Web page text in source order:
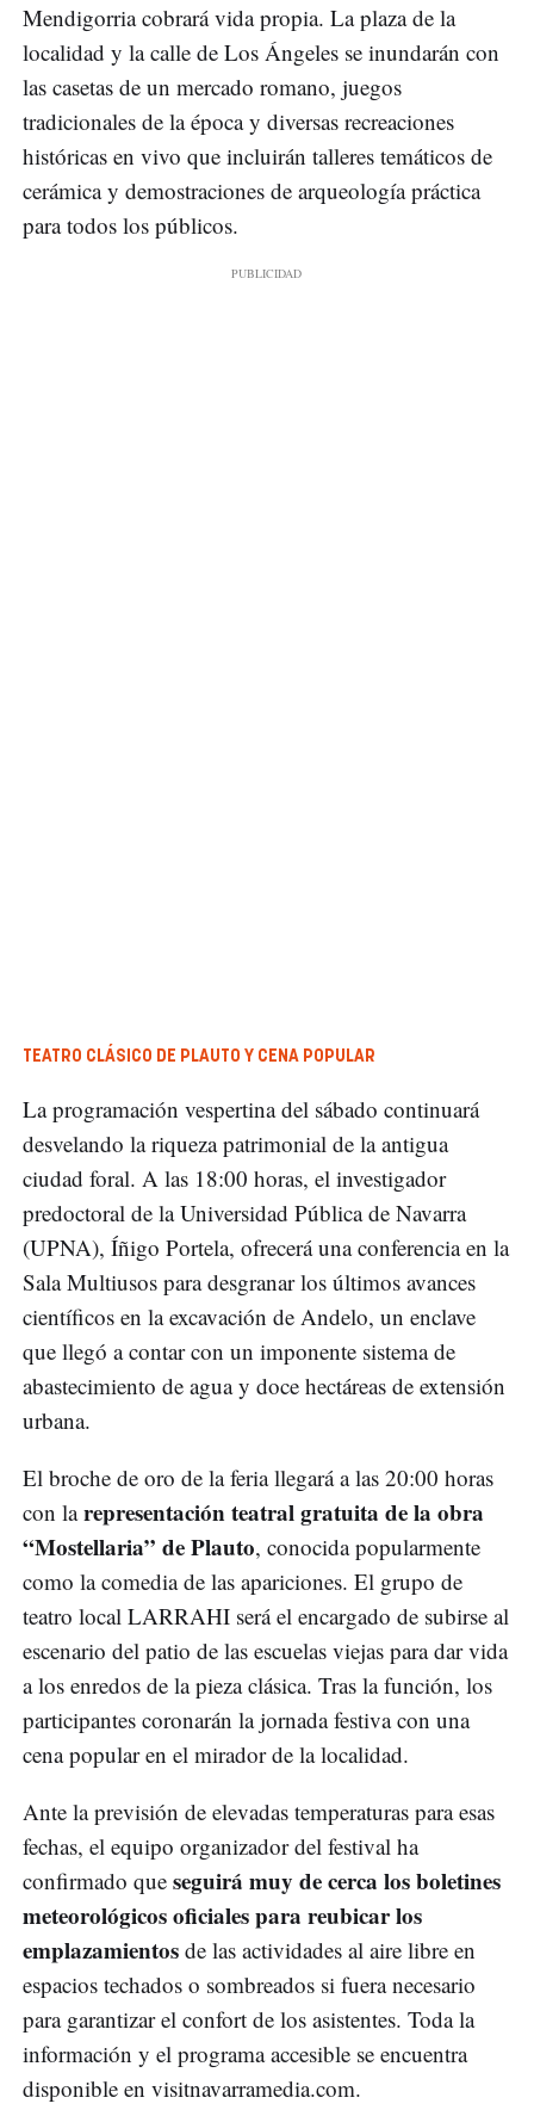
Mendigorria cobrará vida propia. La plaza de la
localidad y la calle de Los Ángeles se inundarán con
las casetas de un mercado romano, juegos
tradicionales de la época y diversas recreaciones
históricas en vivo que incluirán talleres temáticos de
cerámica y demostraciones de arqueología práctica
para todos los públicos.
TEATRO CLÁSICO DE PLAUTO Y CENA POPULAR
La programación vespertina del sábado continuará
desvelando la riqueza patrimonial de la antigua
ciudad foral. A las 18:00 horas, el investigador
predoctoral de la Universidad Pública de Navarra
(UPNA), Íñigo Portela, ofrecerá una conferencia en la
Sala Multiusos para desgranar los últimos avances
científicos en la excavación de Andelo, un enclave
que llegó a contar con un imponente sistema de
abastecimiento de agua y doce hectáreas de extensión
urbana.
El broche de oro de la feria llegará a las 20:00 horas
con larepresentación teatral gratuita de la obra
“Mostellaria” de Plauto, conocida popularmente
como la comedia de las apariciones. El grupo de
teatro local LARRAHI será el encargado de subirse al
escenario del patio de las escuelas viejas para dar vida
a los enredos de la pieza clásica. Tras la función, los
participantes coronarán la jornada festiva con una
cena popular en el mirador de la localidad.
Ante la previsión de elevadas temperaturas para esas
fechas, el equipo organizador del festival ha
confirmado que seguirá muy de cerca los boletines
meteorológicos oficiales para reubicar los
emplazamientos de las actividades al aire libre en
espacios techados o sombreados si fuera necesario
para garantizar el confort de los asistentes. Toda la
información y el programa accesible se encuentra
disponible en visitnavarramedia.com.